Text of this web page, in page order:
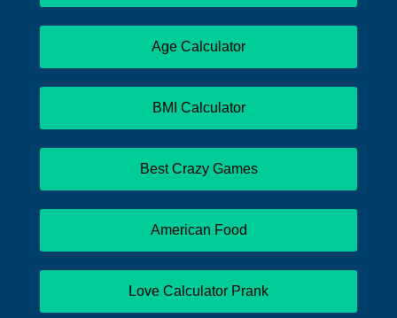
Age Calculator
BMI Calculator
Best Crazy Games
American Food
Love Calculator Prank